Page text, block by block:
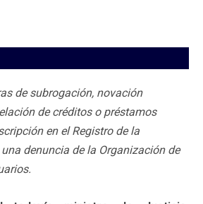
de subrogación, novación
de créditos o préstamos
en el Registro de la
denuncia de la Organización de